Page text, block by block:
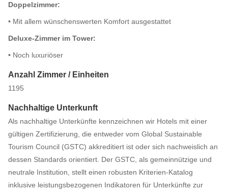
Doppelzimmer:
• Mit allem wünschenswerten Komfort ausgestattet
Deluxe-Zimmer im Tower:
• Noch luxuriöser
Anzahl Zimmer / Einheiten
1195
Nachhaltige Unterkunft
Als nachhaltige Unterkünfte kennzeichnen wir Hotels mit einer
gültigen Zertifizierung, die entweder vom Global Sustainable
Tourism Council (GSTC) akkreditiert ist oder sich nachweislich an
dessen Standards orientiert. Der GSTC, als gemeinnützige und
neutrale Institution, stellt einen robusten Kriterien-Katalog
inklusive leistungsbezogenen Indikatoren für Unterkünfte zur